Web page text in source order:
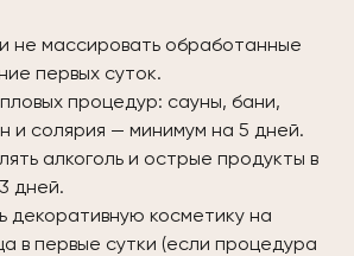
не массировать обработанные
первых суток.
процедур: сауны, бани,
и солярия — минимум на 5 дней.
алкоголь и острые продукты в
дней.
декоративную косметику на
в первые сутки (если процедура